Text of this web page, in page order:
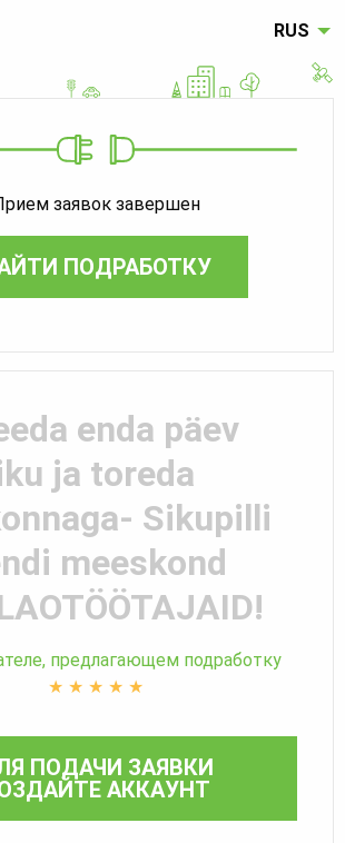
RUS
заявок завершен
ПОДРАБОТКУ
enda päev
ja toreda
Sikupilli
meeskond
предлагающем подработку
★ ★ ★ ★ ★
ПОДАЧИ ЗАЯВКИ
АККАУНТ